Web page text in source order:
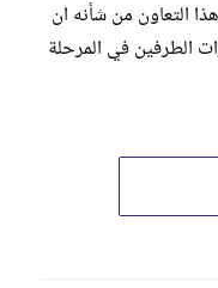
التعاون من شأنه ان
الطرفين في المرحلة